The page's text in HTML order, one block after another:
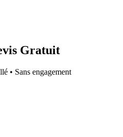
Gratuit
• Sans engagement